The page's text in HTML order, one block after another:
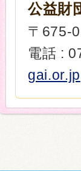
公益財
〒675-
電話 :
gai.or.jp